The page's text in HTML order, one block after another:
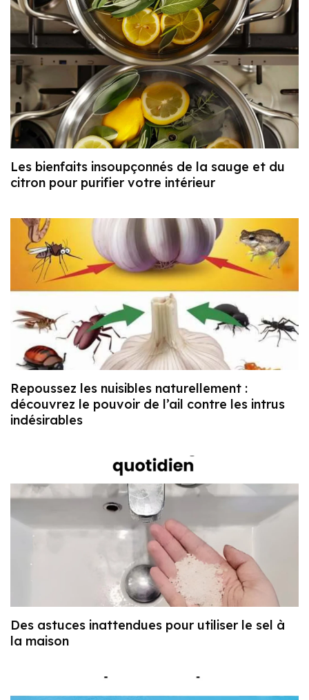
Les bienfaits insoupçonnés de la sauge et du
citron pour purifier votre intérieur
Repoussez les nuisibles naturellement :
découvrez le pouvoir de l’ail contre les intrus
indésirables
Des astuces inattendues pour utiliser le sel à
la maison